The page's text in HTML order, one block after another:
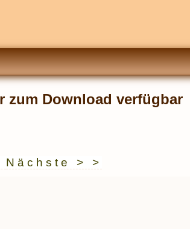
zum Download verfügbar
Nächste > >